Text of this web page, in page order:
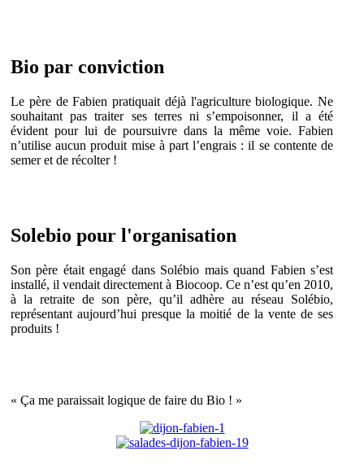
Bio par conviction
Le père de Fabien pratiquait déjà l'agriculture biologique. Ne
souhaitant pas traiter ses terres ni s’empoisonner, il a été
évident pour lui de poursuivre dans la même voie. Fabien
n’utilise aucun produit mise à part l’engrais : il se contente de
semer et de récolter !
Solebio pour l'organisation
Son père était engagé dans Solébio mais quand Fabien s’est
installé, il vendait directement à Biocoop. Ce n’est qu’en 2010,
à la retraite de son père, qu’il adhère au réseau Solébio,
représentant aujourd’hui presque la moitié de la vente de ses
produits !
« Ça me paraissait logique de faire du Bio ! »